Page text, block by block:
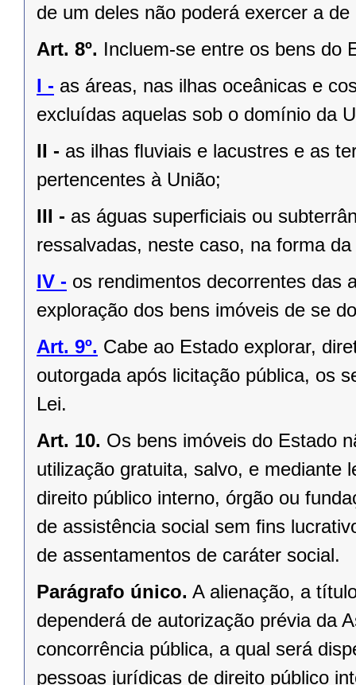
de um deles não poderá exercer a de
Art. 8º. Incluem-se entre os bens do
I - as áreas, nas ilhas oceânicas e
excluídas aquelas sob o domínio da
II - as ilhas ﬂuviais e lacustres e as
pertencentes à União;
III - as águas superﬁciais ou
ressalvadas, neste caso, na forma
IV - os rendimentos decorrentes das
exploração dos bens imóveis de se
Art. 9º. Cabe ao Estado explorar,
outorgada após licitação pública, os
Lei.
Art. 10. Os bens imóveis do Estado
utilização gratuita, salvo, e mediante
direito público interno, órgão ou
de assistência social sem ﬁns
de assentamentos de caráter social.
Parágrafo único. A alienação, a
dependerá de autorização prévia da
concorrência pública, a qual será
pessoas jurídicas de direito público